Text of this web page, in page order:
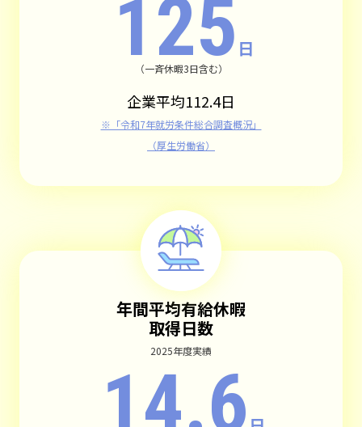
125 日
（一斉休暇3日含む）
企業平均112.4日
※「令和7年就労条件総合調査概況」
（厚生労働省）
年間平均有給休暇
取得日数
2025年度実績
14.6